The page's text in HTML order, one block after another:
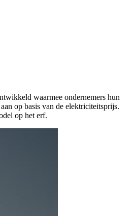
waarmee ondernemers hun
op basis van de elektriciteitsprijs.
op het erf.